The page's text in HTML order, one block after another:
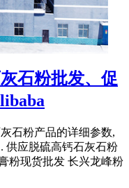
石粉批发、促
石粉产品的详细参数,
供应脱硫高钙石灰石粉
粉现货批发 长兴龙峰粉